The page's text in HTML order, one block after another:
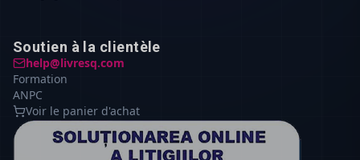
Soutien à la clientèle
help@livresq.com
Formation
ANPC
Voir le panier d'achat